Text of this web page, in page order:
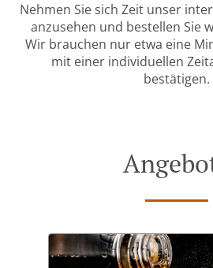
Nehmen Sie sich Zeit unser
anzusehen und bestellen Sie
Wir brauchen nur etwa eine
mit einer individuellen
bestätigen.